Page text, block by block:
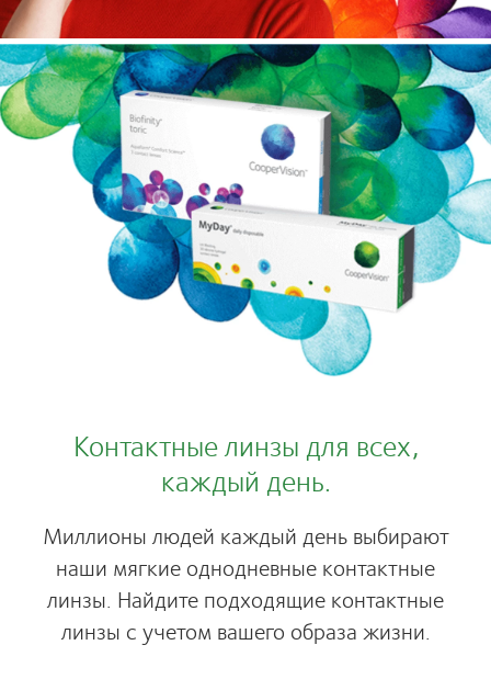
Контактные линзы для всех,
каждый день.
Миллионы людей каждый день выбирают
наши мягкие однодневные контактные
линзы. Найдите подходящие контактные
линзы с учетом вашего образа жизни.